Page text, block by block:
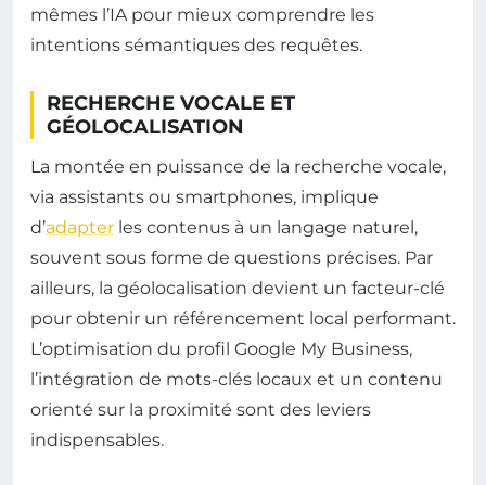
mêmes l’IA pour mieux comprendre les
intentions sémantiques des requêtes.
RECHERCHE VOCALE ET
GÉOLOCALISATION
La montée en puissance de la recherche vocale,
via assistants ou smartphones, implique
d’adapter les contenus à un langage naturel,
souvent sous forme de questions précises. Par
ailleurs, la géolocalisation devient un facteur-clé
pour obtenir un référencement local performant.
L’optimisation du profil Google My Business,
l’intégration de mots-clés locaux et un contenu
orienté sur la proximité sont des leviers
indispensables.